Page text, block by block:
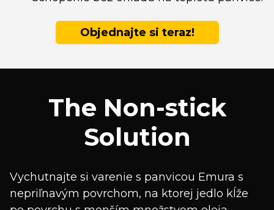
Objednajte si teraz!
The Non-stick
Solution
Vychutnajte si varenie s panvicou Emura s
nepriľnavým povrchom, na ktorej jedlo kĺže